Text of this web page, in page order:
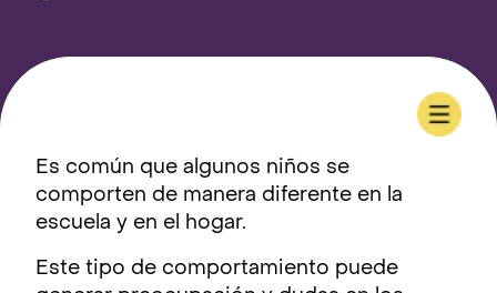
Es común que algunos niños se
comporten de manera diferente en la
escuela y en el hogar.
Este tipo de comportamiento puede